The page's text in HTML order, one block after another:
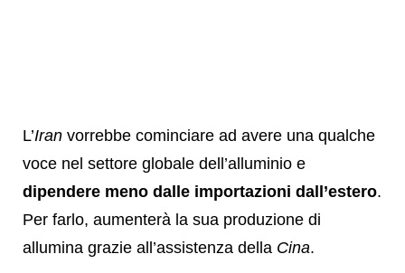
L’Iran vorrebbe cominciare ad avere una qualche
voce nel settore globale dell’alluminio e
dipendere meno dalle importazioni dall’estero.
Per farlo, aumenterà la sua produzione di
allumina grazie all’assistenza della Cina.